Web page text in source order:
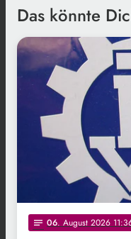
Das könnte
notes 06. August 2026